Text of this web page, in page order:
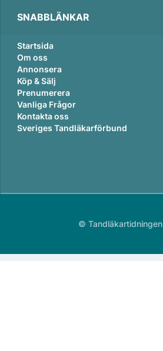
SNABBLÄNKAR
Startsida
Om oss
Annonsera
Köp & Sälj
Prenumerera
Vanliga Frågor
Kontakta oss
Sveriges Tandläkarförbund
©